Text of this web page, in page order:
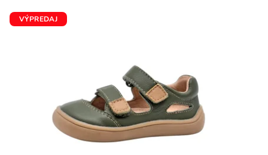
VÝPREDAJ